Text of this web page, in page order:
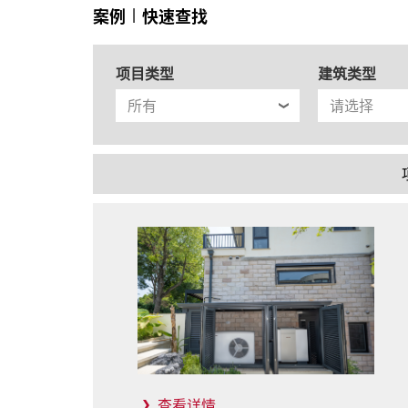
案例 快速查找
项目类型 建筑类型